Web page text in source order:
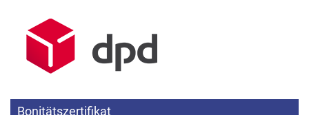
Bonitätszertifikat